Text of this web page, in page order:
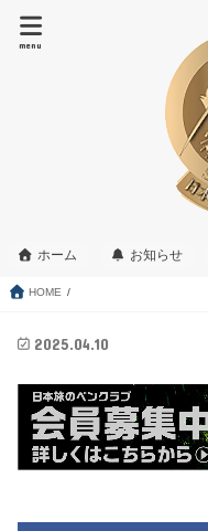
menu
ホーム お知らせ
HOME
2025.04.10